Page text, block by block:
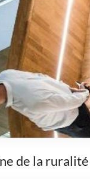
de la ruralité